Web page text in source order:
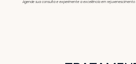
Agende sua consulta e experimente a excelência em rejuvenescimento